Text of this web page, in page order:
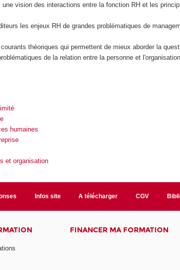
une vision des interactions entre la fonction RH et les
les enjeux RH de grandes problématiques de
théoriques qui permettent de mieux aborder la
de la relation entre la personne et
humaines
et organisation
Infos site A télécharger CGV
FINANCER MA FORMATION